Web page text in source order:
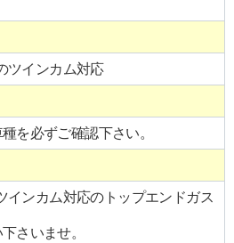
ツインカム対応
を必ずご確認下さい。
インカム対応のトップエンドガス
さいませ。